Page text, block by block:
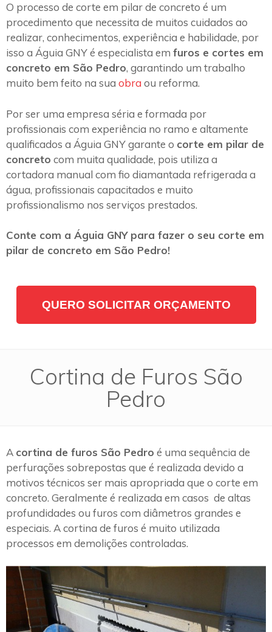
O processo de corte em pilar de concreto é um
procedimento que necessita de muitos cuidados ao
realizar, conhecimentos, experiência e habilidade, por
isso a Águia GNY é especialista em furos e cortes em
concreto em São Pedro, garantindo um trabalho
muito bem feito na sua obra ou reforma.
Por ser uma empresa séria e formada por
profissionais com experiência no ramo e altamente
qualificados a Águia GNY garante o corte em pilar de
concreto com muita qualidade, pois utiliza a
cortadora manual com fio diamantada refrigerada a
água, profissionais capacitados e muito
profissionalismo nos serviços prestados.
Conte com a Águia GNY para fazer o seu corte em
pilar de concreto em São Pedro!
QUERO SOLICITAR ORÇAMENTO
Cortina de Furos São
Pedro
A cortina de furos São Pedro é uma sequência de
perfurações sobrepostas que é realizada devido a
motivos técnicos ser mais apropriada que o corte em
concreto. Geralmente é realizada em casos de altas
profundidades ou furos com diâmetros grandes e
especiais. A cortina de furos é muito utilizada
processos em demolições controladas.